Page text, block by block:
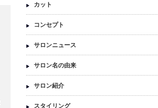
カット
コンセプト
サロンニュース
サロン名の由来
サロン紹介
スタイリング